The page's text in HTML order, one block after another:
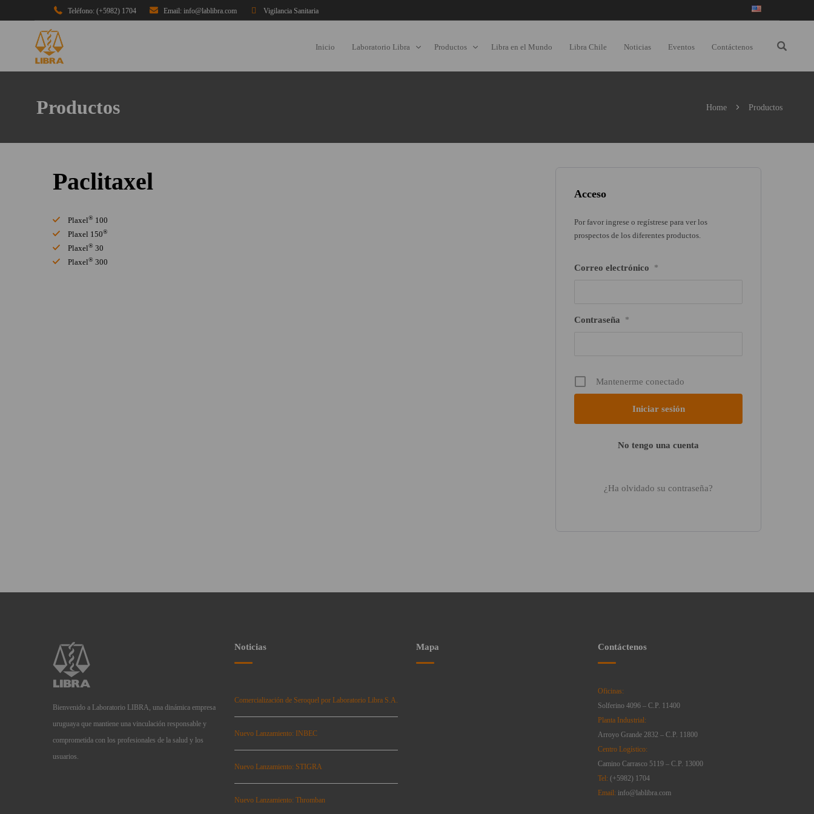
Teléfono: (+5982) 1704 Email: info@lablibra.com Vigilancia Sanitaria
Inicio Laboratorio Libra Productos Libra en el Mundo Libra Chile Noticias Eventos Contáctenos
Productos Home Productos
Acceso
Por favor ingrese o regístrese para ver los
prospectos de los diferentes productos.
Correo electrónico *
Contraseña *
Mantenerme conectado
No tengo una cuenta
¿Ha olvidado su contraseña?
Paclitaxel
Plaxel® 100
Plaxel 150®
Plaxel® 30
Plaxel® 300
Bienvenido a Laboratorio LIBRA, una dinámica empresa
uruguaya que mantiene una vinculación responsable y
comprometida con los profesionales de la salud y los
usuarios.
Noticias
Comercialización de Seroquel por Laboratorio Libra S.A.
Nuevo Lanzamiento: INBEC
Nuevo Lanzamiento: STIGRA
Nuevo Lanzamiento: Thromban
Mapa Contáctenos
Oficinas:
Solferino 4096 – C.P. 11400
Planta Industrial:
Arroyo Grande 2832 – C.P. 11800
Centro Logístico:
Camino Carrasco 5119 – C.P. 13000
Tel: (+5982) 1704
Email: info@lablibra.com